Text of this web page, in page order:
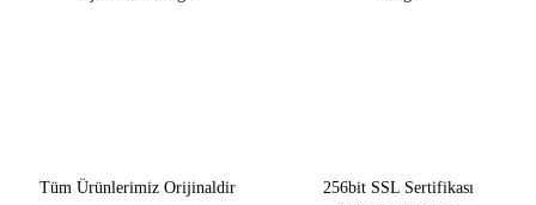
Tüm Ürünlerimiz Orijinaldir
256bit SSL Sertifikası